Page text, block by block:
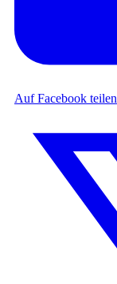
Auf Facebook teilen